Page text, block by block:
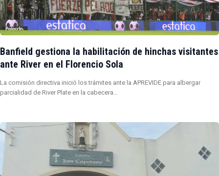
Banfield gestiona la habilitación de hinchas visitantes
ante River en el Florencio Sola
La comisión directiva inició los trámites ante la APREVIDE para albergar
parcialidad de River Plate en la cabecera…